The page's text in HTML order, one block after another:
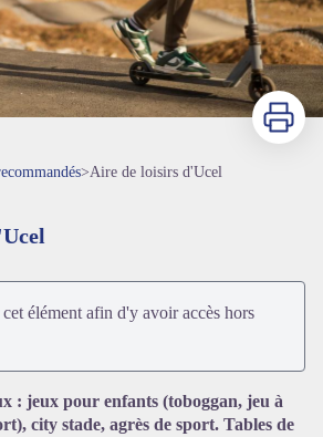
Imprimer
>Aire de loisirs d'Ucel
élément afin d'y avoir accès hors
: jeux pour enfants (toboggan, jeu à
city stade, agrès de sport. Tables de